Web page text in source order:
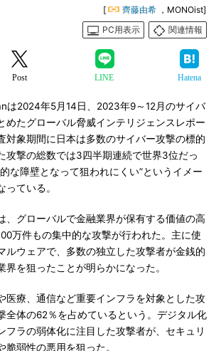
[ 齊藤由希 ，MONOist]
PC用表示
関連情報
Post LINE Hatena
2024年5月14日、2023年9～12月のサイバ
めたグローバル脅威インテリジェンスレポー
対象期間に日本は多数のサイバー攻撃の標的
攻撃の総数では3四半期連続で世界3位だっ
な障壁となって狙われにくい”というイメー
っている。
グローバルで金融業界が保有する価値の高
万件もの集中的な攻撃が行われた。主に使
ルウェアで、多数の独立した攻撃者が金銭的
界を狙ったことが明らかになった。
療、通信など重要インフラを対象とした攻
全体の62％を占めているという。デジタル化
フラの弱体化に注目した攻撃者が、セキュリ
脆弱性の悪用を狙った。